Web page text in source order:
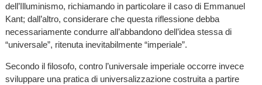
dell’Illuminismo, richiamando in particolare il caso di Emmanuel
Kant; dall’altro, considerare che questa riflessione debba
necessariamente condurre all’abbandono dell’idea stessa di
“universale”, ritenuta inevitabilmente “imperiale”.
Secondo il filosofo, contro l’universale imperiale occorre invece
sviluppare una pratica di universalizzazione costruita a partire